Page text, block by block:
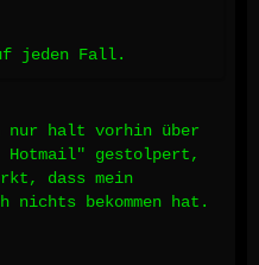
jeden Fall.
nur halt vorhin über
Hotmail" gestolpert,
dass mein
nichts bekommen hat.